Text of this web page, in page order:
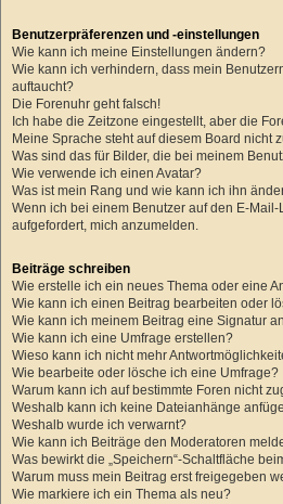
Benutzerpräferenzen und -einstellungen
Wie kann ich meine Einstellungen ändern?
Wie kann ich verhindern, dass mein
auftaucht?
Die Forenuhr geht falsch!
Ich habe die Zeitzone eingestellt, aber die
Meine Sprache steht auf diesem Board nicht
Was sind das für Bilder, die bei meinem
Wie verwende ich einen Avatar?
Was ist mein Rang und wie kann ich ihn
Wenn ich bei einem Benutzer auf den E-
aufgefordert, mich anzumelden.
Beiträge schreiben
Wie erstelle ich ein neues Thema oder eine
Wie kann ich einen Beitrag bearbeiten oder
Wie kann ich meinem Beitrag eine Signatur
Wie kann ich eine Umfrage erstellen?
Wieso kann ich nicht mehr
Wie bearbeite oder lösche ich eine Umfrage?
Warum kann ich auf bestimmte Foren nicht
Weshalb kann ich keine Dateianhänge
Weshalb wurde ich verwarnt?
Wie kann ich Beiträge den Moderatoren
Was bewirkt die „Speichern“-Schaltfläche
Warum muss mein Beitrag erst freigegeben
Wie markiere ich ein Thema als neu?